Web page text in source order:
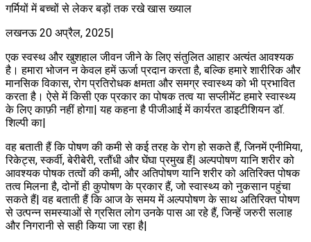
गर्मियों में बच्चों से लेकर बड़ों तक रखे खास ख्याल
लखनऊ 20 अप्रैल, 2025|
एक स्वस्थ और खुशहाल जीवन जीने के लिए संतुलित आहार अत्यंत आवश्यक
है। हमारा भोजन न केवल हमें ऊर्जा प्रदान करता है, बल्कि हमारे शारीरिक और
मानसिक विकास, रोग प्रतिरोधक क्षमता और समग्र स्वास्थ्य को भी प्रभावित
करता है। ऐसे में किसी एक प्रकार का पोषक तत्व या सप्लीमेंट हमारे स्वास्थ्य
के लिए काफ़ी नहीं होगा| यह कहना है पीजीआई में कार्यरत डाइटीशियन डॉ.
शिल्पी का|
वह बताती हैं कि पोषण की कमी से कई तरह के रोग हो सकते हैं, जिनमें एनीमिया,
रिकेट्स, स्कर्वी, बेरीबेरी, रतौंधी और घेंघा प्रमुख हैं| अल्पपोषण यानि शरीर को
आवश्यक पोषक तत्वों की कमी, और अतिपोषण यानि शरीर को अतिरिक्त पोषक
तत्व मिलना है, दोनों ही कुपोषण के प्रकार हैं, जो स्वास्थ्य को नुकसान पहुंचा
सकते हैं| वह बताती हैं कि आज के समय में अल्पपोषण के साथ अतिरिक्त पोषण
से उत्पन्न समस्याओं से ग्रसित लोग उनके पास आ रहे हैं, जिन्हें जरुरी सलाह
और निगरानी से सही किया जा रहा है|